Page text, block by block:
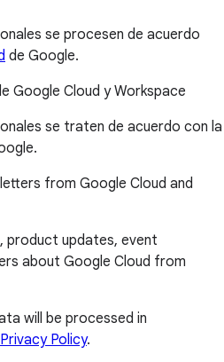
se procesen de acuerdo
de Google.
Google Cloud y Workspace
se traten de acuerdo con la
from Google Cloud and
product updates, event
about Google Cloud from
will be processed in
Privacy Policy.